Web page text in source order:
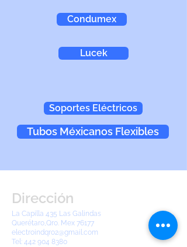
Condumex
Lucek
Soportes Eléctricos
Tubos Méxicanos Flexibles
Dirección
La Capilla 435 Las Galindas
Querétaro,Qro. Mex 76177
electroindqro2@gmail.com
Tel: 442 904 8380